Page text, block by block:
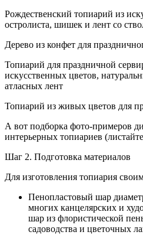
Рождественский топиарий из
остролиста, шишек и лент со
Дерево из конфет для
Топиарий для праздничной
искусственных цветов,
атласных лент
Топиарий из живых цветов для
А вот подборка фото-примеров
интерьерных топиариев
Шаг 2. Подготовка материалов
Для изготовления топиария
Пенопластовый шар
многих канцелярских и
шар из флористической
садоводства и цветочных